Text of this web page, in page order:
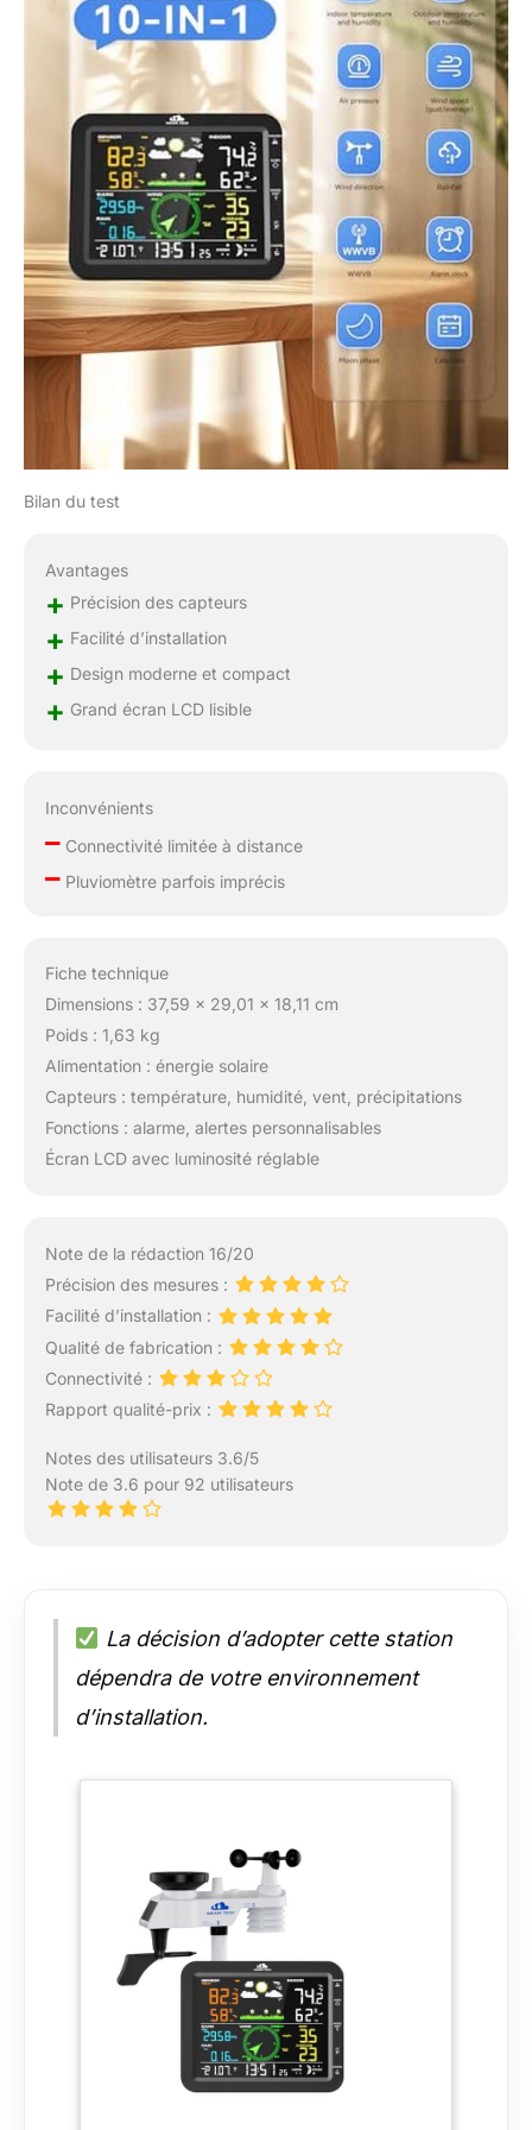
Bilan du test
Avantages
+ Précision des capteurs
+ Facilité d’installation
+ Design moderne et compact
+ Grand écran LCD lisible
Inconvénients
–Connectivité limitée à distance
–Pluviomètre parfois imprécis
Fiche technique
Dimensions : 37,59 x 29,01 x 18,11 cm
Poids : 1,63 kg
Alimentation : énergie solaire
Capteurs : température, humidité, vent, précipitations
Fonctions : alarme, alertes personnalisables
Écran LCD avec luminosité réglable
Note de la rédaction 16/20
Précision des mesures :
Facilité d’installation :
Qualité de fabrication :
Connectivité :
Rapport qualité-prix :
Notes des utilisateurs 3.6/5
Note de 3.6 pour 92 utilisateurs
La décision d’adopter cette station
dépendra de votre environnement
d’installation.